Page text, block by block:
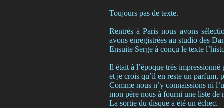
Toujours pas de texte.
Rentrés à Paris nous avons
avons enregistrées au studio des
Ensuite Serge à conçu le texte
Il était à l’époque très
et je crois qu’il en reste un parfum,
Comme nous n’y connaissions ni
mon père nous à fourni une liste de
La sortie du disque a été un échec.